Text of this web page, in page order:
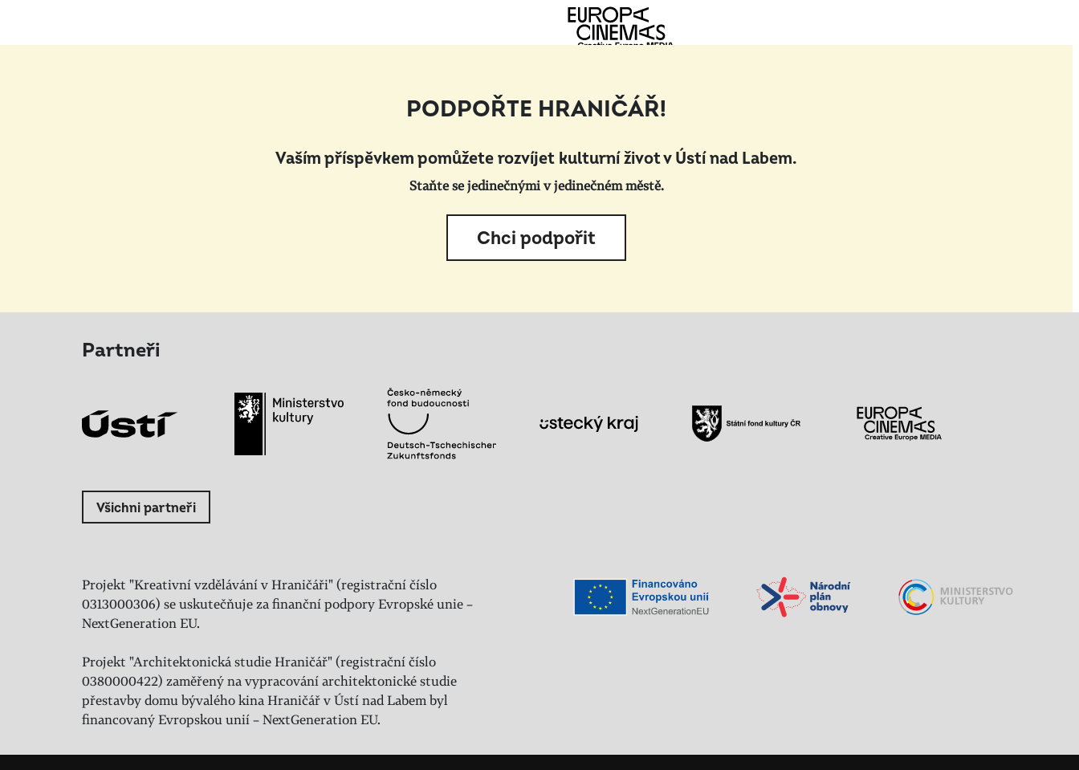
PODPOŘTE HRANIČÁŘ!
Vaším příspěvkem pomůžete rozvíjet kulturní život v Ústí nad Labem.
Staňte se jedinečnými v jedinečném městě.
Chci podpořit
Partneři
Všichni partneři
Projekt "Kreativní vzdělávání v Hraničáři" (registrační číslo
0313000306) se uskutečňuje za finanční podpory Evropské unie –
NextGeneration EU.
Projekt "Architektonická studie Hraničář" (registrační číslo
0380000422) zaměřený na vypracování architektonické studie
přestavby domu bývalého kina Hraničář v Ústí nad Labem byl
financovaný Evropskou unií – NextGeneration EU.